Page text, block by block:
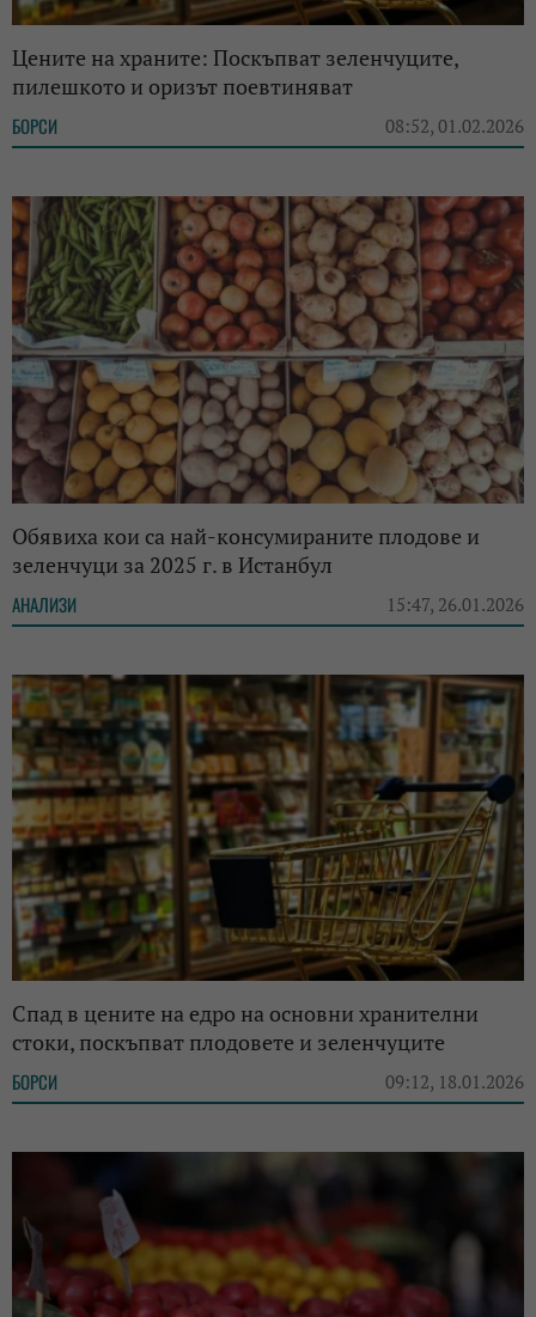
Цените на храните: Поскъпват зеленчуците,
пилешкото и оризът поевтиняват
БОРСИ 08:52, 01.02.2026
Обявиха кои са най-консумираните плодове и
зеленчуци за 2025 г. в Истанбул
АНАЛИЗИ 15:47, 26.01.2026
Спад в цените на едро на основни хранителни
стоки, поскъпват плодовете и зеленчуците
БОРСИ 09:12, 18.01.2026